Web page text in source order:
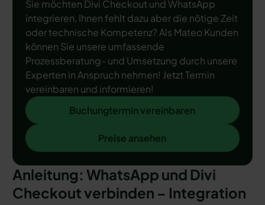
Sie möchten Divi Checkout und WhatsApp
integrieren, Ihnen fehlt dazu aber die nötige Zeit
oder technische Kompetenz? Als Mateo Kunden
können Sie unsere umfassende
Prozessberatung- und Umsetzung durch unsere
Experten in Anspruch nehmen! Jetzt Termin
vereinbaren und informieren!
Buchungtermin vereinbaren
Buchungtermin vereinbaren
Preise ansehen
Preise ansehen
Anleitung: WhatsApp und Divi
Checkout verbinden – Integration